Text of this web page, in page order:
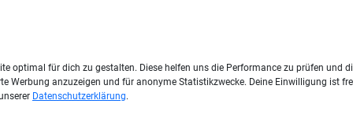
optimal für dich zu gestalten. Diese helfen uns die Performance zu prüfen und
Werbung anzuzeigen und für anonyme Statistikzwecke. Deine Einwilligung ist
Datenschutzerklärung.